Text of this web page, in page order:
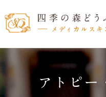
アトピー